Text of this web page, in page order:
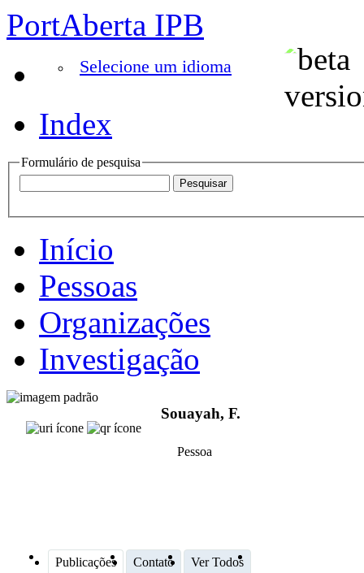
PortAberta IPB
Selecione um idioma
Index
Formulário de pesquisa
Início
Pessoas
Organizações
Investigação
Souayah, F.
Pessoa
Publicações Contato Ver Todos